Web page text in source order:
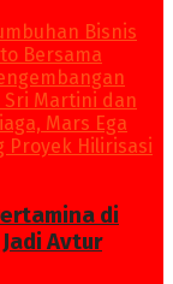
di
Avtur